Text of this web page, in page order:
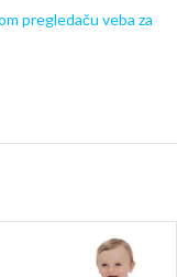
pregledaču veba za